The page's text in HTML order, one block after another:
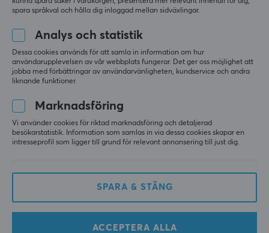
hur man fick upp PSI högre, då den begränsas
Det mesta är bara att testa och det är bara 5
knappar och variationen att trycka eller hålla nere
knappen, så bara att pröva på tills man testat allt.
för att det ska passa till ena cykelns däck i övrigt
Billig
Hög byggkvalité för priset
Bra batteritid
förinställningarna var inte de mest relevanta för
spara språkval och hålla dig inloggad mellan sidväxlingar.
Analys och statistik
Dessa cookies används för att samla in information om hur
användarupplevelsen av vår webbplats fungerar. Det ger oss möjlighet att
jobba med förbättringar av användarvänligheten, kundservice och andra
liknande funktioner.
Marknadsföring
Vi använder cookies för riktad marknadsföring och detaljerad
besökarstatistik. Information som samlas in via dessa cookies skapar en
intresseprofil som ligger till grund för relevant annonsering till just dig.
SPARA & STÄNG
ACCEPTERA ALLA